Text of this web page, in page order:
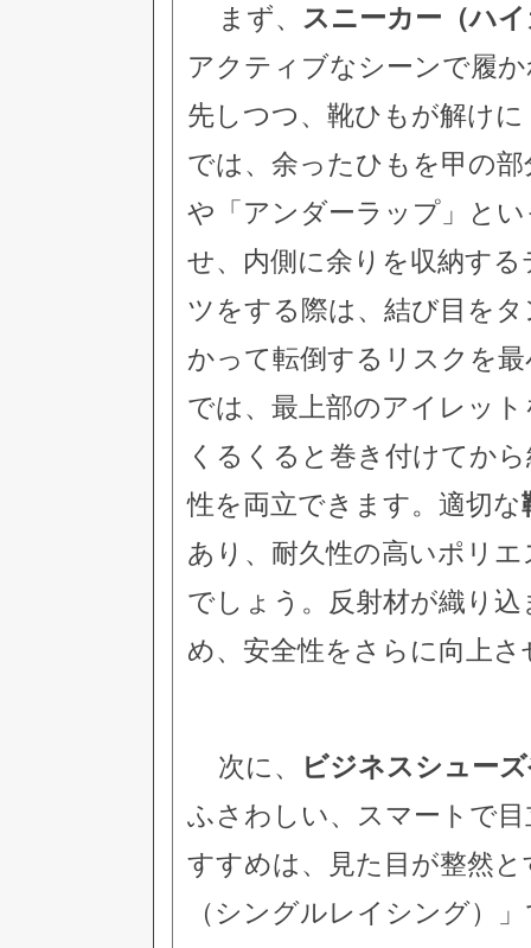
まず、 スニーカー（ハ
アクティブなシーンで履
先しつつ、靴ひもが解け
では、余ったひもを甲の
や「アンダーラップ」と
せ、内側に余りを収納す
ツをする際は、結び目を
かって転倒するリスクを
では、最上部のアイレッ
くるくると巻き付けてか
性を両立できます。適切な
あり、耐久性の高いポリ
でしょう。反射材が織り
め、安全性をさらに向上さ
次に、
ビジネスシュー
ふさわしい、スマートで
すすめは、見た目が整然
（シングルレイシング）